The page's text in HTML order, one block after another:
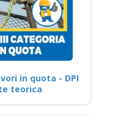
in quota - DPI
teorica